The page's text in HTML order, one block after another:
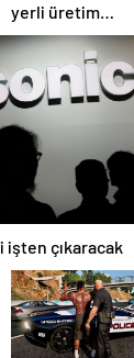
yerli üretim
kapasitesi
işten çıkaracak